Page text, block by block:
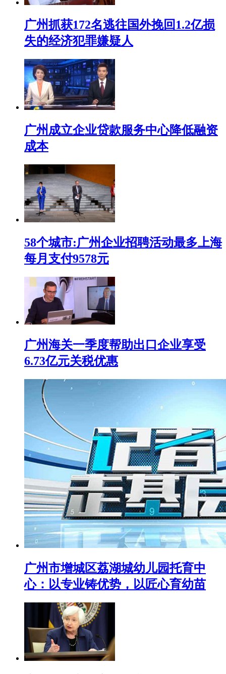
广州抓获172名逃往国外挽回1.2亿损
失的经济犯罪嫌疑人
广州成立企业贷款服务中心降低融资
成本
58个城市:广州企业招聘活动最多上海
每月支付9578元
广州海关一季度帮助出口企业享受
6.73亿元关税优惠
广州市增城区荔湖城幼儿园托育中
心：以专业铸优势，以匠心育幼苗